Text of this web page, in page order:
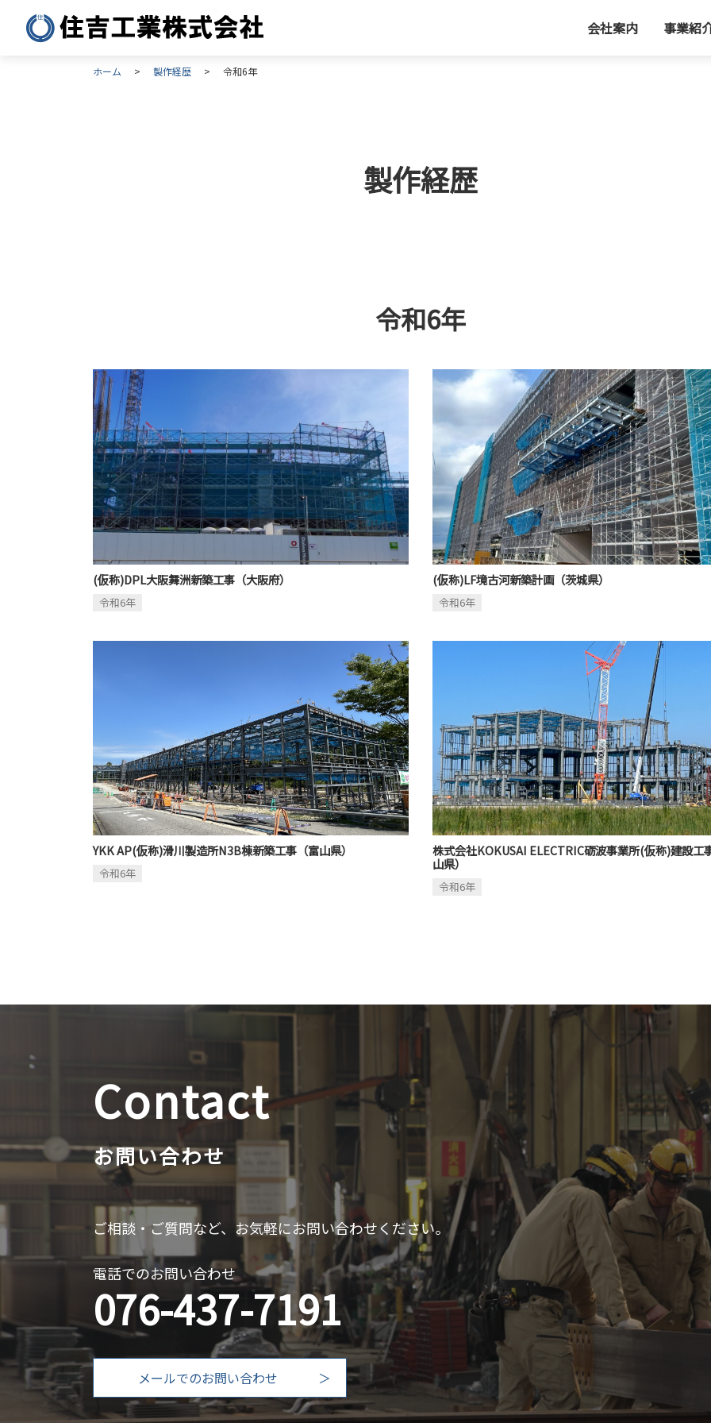
会社案内 事業紹
ホーム 製作経歴 令和6年
製作経歴
令和6年
(仮称)DPL大阪舞洲新築工事（大阪府）
令和6年
(仮称)LF境古河新築計画（茨城県）
令和6年
YKK AP(仮称)滑川製造所N3B棟新築工事（富山県）
令和6年
株式会社KOKUSAI ELECTRIC砺波事業所(仮称)建設工
山県）
令和6年
Contact
お問い合わせ
ご相談・ご質問など、お気軽にお問い合わせください。
電話でのお問い合わせ
076-437-7191
メールでのお問い合わせ